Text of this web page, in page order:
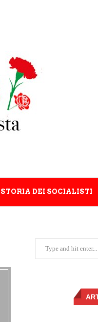
STORIA DEI SOCIALISTI